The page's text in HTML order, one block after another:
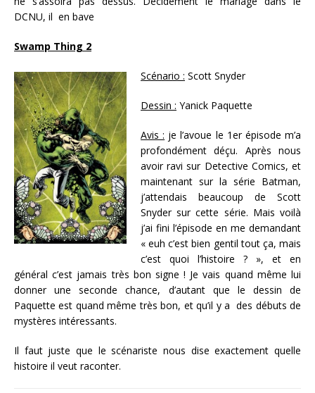
DCNU, il en bave
Swamp Thing 2
Scénario : Scott Snyder
Dessin : Yanick Paquette
Avis : je l’avoue le 1er épisode m’a
profondément déçu. Après nous
avoir ravi sur Detective Comics, et
maintenant sur la série Batman,
j’attendais beaucoup de Scott
Snyder sur cette série. Mais voilà
j’ai fini l’épisode en me demandant
« euh c’est bien gentil tout ça, mais
c’est quoi l’histoire ? », et en
général c’est jamais très bon signe ! Je vais quand même lui
donner une seconde chance, d’autant que le dessin de
Paquette est quand même très bon, et qu’il y a des débuts de
mystères intéressants.
Il faut juste que le scénariste nous dise exactement quelle
histoire il veut raconter.